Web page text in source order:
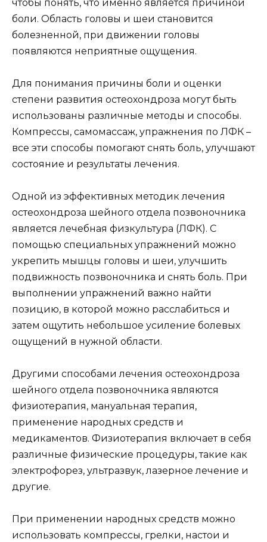
чтобы понять, что именно является причиной
боли. Область головы и шеи становится
болезненной, при движении головы
появляются неприятные ощущения.
Для понимания причины боли и оценки
степени развития остеохондроза могут быть
использованы различные методы и способы.
Компрессы, самомассаж, упражнения по ЛФК –
все эти способы помогают снять боль, улучшают
состояние и результаты лечения.
Одной из эффективных методик лечения
остеохондроза шейного отдела позвоночника
является лечебная физкультура (ЛФК). С
помощью специальных упражнений можно
укрепить мышцы головы и шеи, улучшить
подвижность позвоночника и снять боль. При
выполнении упражнений важно найти
позицию, в которой можно расслабиться и
затем ощутить небольшое усиление болевых
ощущений в нужной области.
Другими способами лечения остеохондроза
шейного отдела позвоночника являются
физиотерапия, мануальная терапия,
применение народных средств и
медикаментов. Физиотерапия включает в себя
различные физические процедуры, такие как
электрофорез, ультразвук, лазерное лечение и
другие.
При применении народных средств можно
использовать компрессы, грелки, настои и